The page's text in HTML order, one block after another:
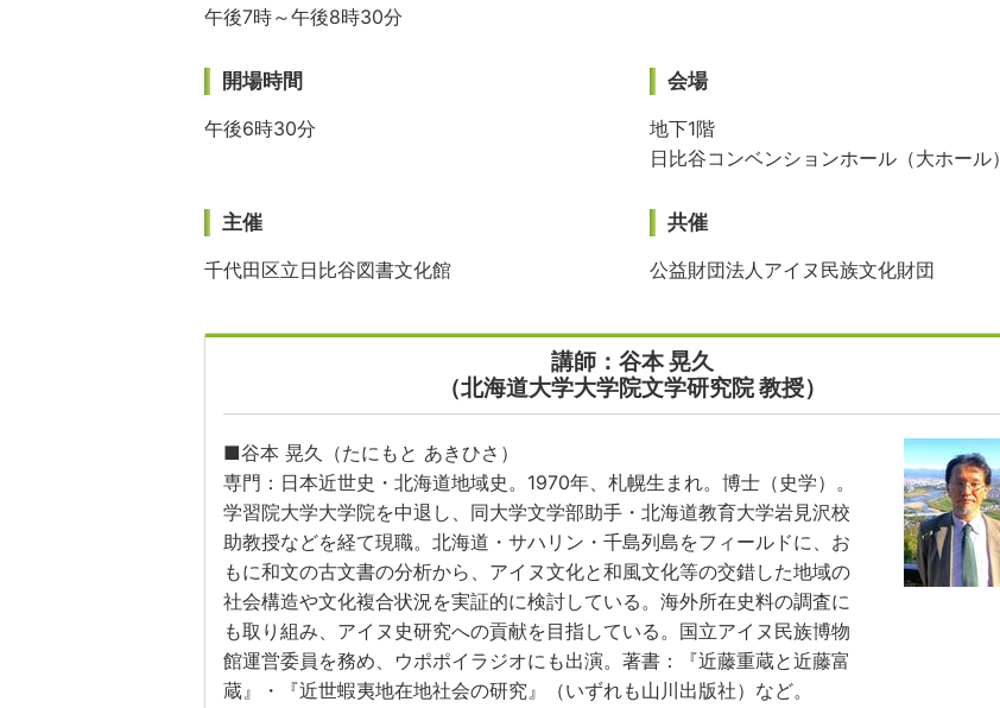
午後7時～午後8時30分
開場時間
午後6時30分
会場
地下1階
日比谷コンベンションホール（大ホール）
主催
千代田区立日比谷図書文化館
共催
公益財団法人アイヌ民族文化財団
講師：谷本 晃久
（北海道大学大学院文学研究院 教授）
■谷本 晃久（たにもと あきひさ）
専門：日本近世史・北海道地域史。1970年、札幌生まれ。博士（史学）。
学習院大学大学院を中退し、同大学文学部助手・北海道教育大学岩見沢校
助教授などを経て現職。北海道・サハリン・千島列島をフィールドに、お
もに和文の古文書の分析から、アイヌ文化と和風文化等の交錯した地域の
社会構造や文化複合状況を実証的に検討している。海外所在史料の調査に
も取り組み、アイヌ史研究への貢献を目指している。国立アイヌ民族博物
館運営委員を務め、ウポポイラジオにも出演。著書：『近藤重蔵と近藤富
蔵』・『近世蝦夷地在地社会の研究』（いずれも山川出版社）など。